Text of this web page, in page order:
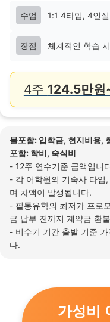
수업 1:1 4타임, 4인
장점 체계적인 학습
4주 124.5만원
불포함: 입학금, 현지비용,
포함: 학비, 숙식비
- 12주 연수기준 금액입니
- 각 어학원의 기숙사 타입
며 차액이 발생됩니다.
- 필통유학의 최저가 프로
금 납부 전까지 계약금 환
- 비수기 기간 출발 기준
다.
가성비